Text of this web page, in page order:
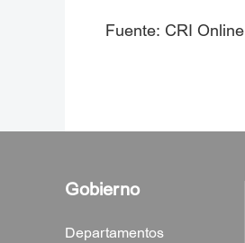
Fuente: CRI Online
Gobierno
Departamentos